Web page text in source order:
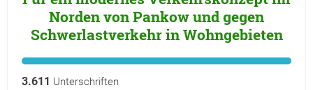
Norden von Pankow und gegen
Schwerlastverkehr in Wohngebieten
3.611 Unterschriften